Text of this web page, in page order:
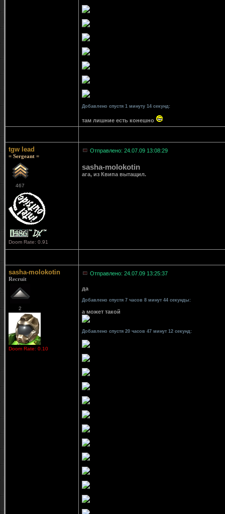
Добавлено спустя 1 минуту 14 секунд:
там лишние есть конешно
tgw lead
= Sergeant =
467
Doom Rate: 0.91
Отправлено: 24.07.09 13:08:29
sasha-molokotin
ага, из Квипа вытащил.
sasha-molokotin
Recruit
2
Doom Rate: 0.10
Отправлено: 24.07.09 13:25:37
да
Добавлено спустя 7 часов 8 минут 44 секунды:
а может такой
Добавлено спустя 20 часов 47 минут 12 секунд: